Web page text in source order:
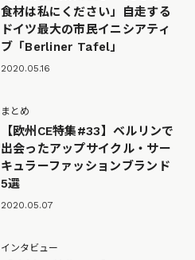
食材は私にください」自走する
ドイツ最大の市民イニシアティ
ブ「Berliner Tafel」
2020.05.16
まとめ
【欧州CE特集#33】ベルリンで
出会ったアップサイクル・サー
キュラーファッションブランド
5選
2020.05.07
インタビュー